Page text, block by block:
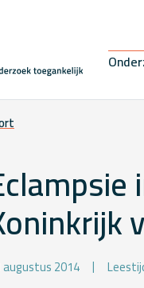
augustus 2014